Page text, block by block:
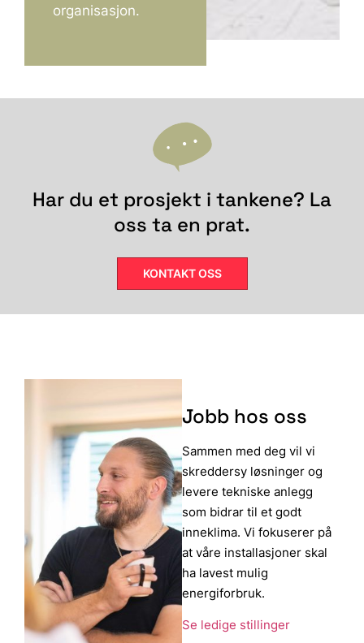
organisasjon.
Har du et prosjekt i tankene? La
oss ta en prat.
KONTAKT OSS
Jobb hos oss
Sammen med deg vil vi
skreddersy løsninger og
levere tekniske anlegg
som bidrar til et godt
inneklima. Vi fokuserer på
at våre installasjoner skal
ha lavest mulig
energiforbruk.
Se ledige stillinger